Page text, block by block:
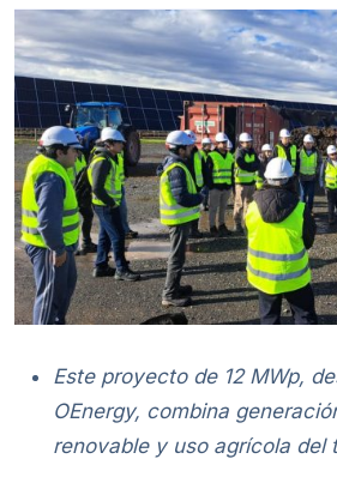
Este proyecto de 12 MWp,
OEnergy, combina
renovable y uso agrícola del